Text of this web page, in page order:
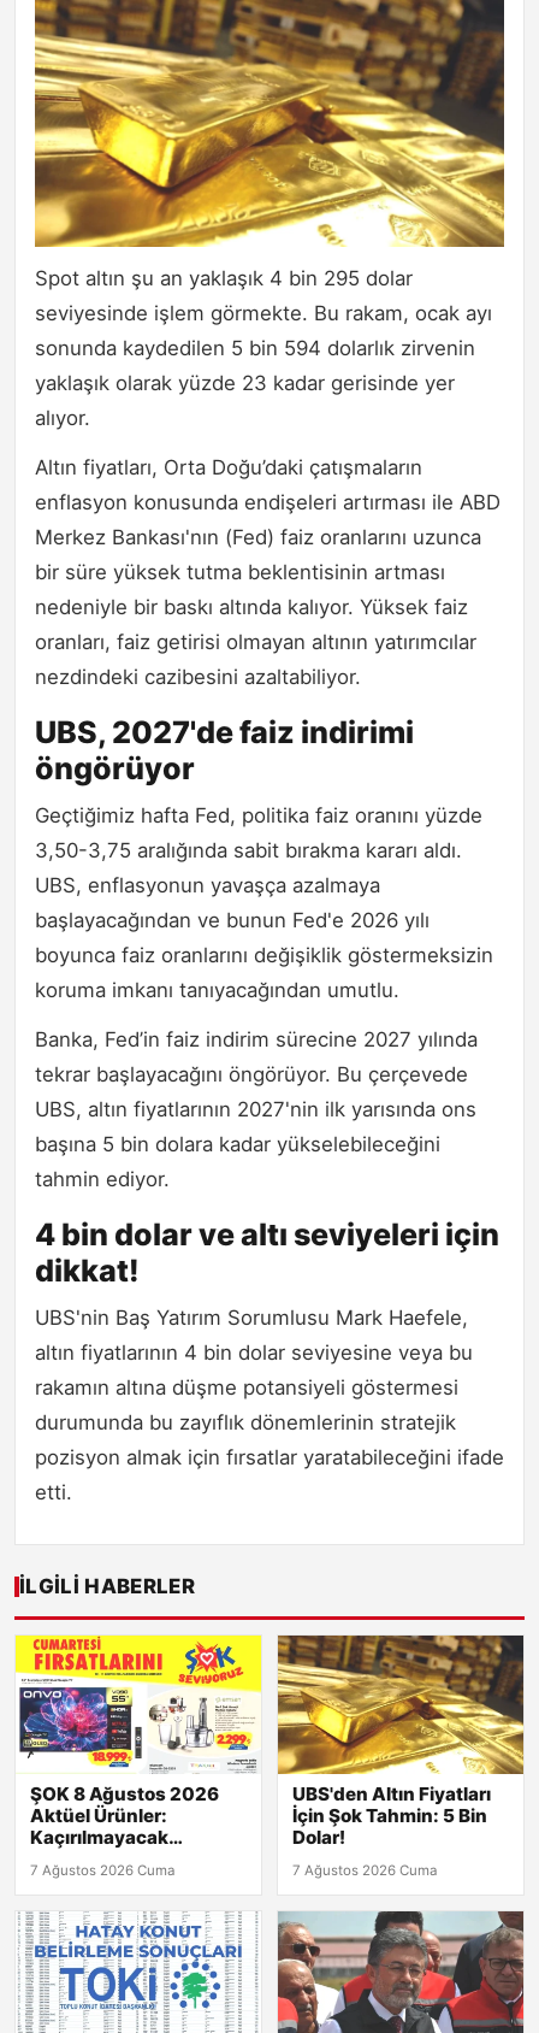
Spot altın şu an yaklaşık 4 bin 295 dolar
seviyesinde işlem görmekte. Bu rakam, ocak ayı
sonunda kaydedilen 5 bin 594 dolarlık zirvenin
yaklaşık olarak yüzde 23 kadar gerisinde yer
alıyor.
Altın fiyatları, Orta Doğu’daki çatışmaların
enflasyon konusunda endişeleri artırması ile ABD
Merkez Bankası'nın (Fed) faiz oranlarını uzunca
bir süre yüksek tutma beklentisinin artması
nedeniyle bir baskı altında kalıyor. Yüksek faiz
oranları, faiz getirisi olmayan altının yatırımcılar
nezdindeki cazibesini azaltabiliyor.
UBS, 2027'de faiz indirimi
öngörüyor
Geçtiğimiz hafta Fed, politika faiz oranını yüzde
3,50-3,75 aralığında sabit bırakma kararı aldı.
UBS, enflasyonun yavaşça azalmaya
başlayacağından ve bunun Fed'e 2026 yılı
boyunca faiz oranlarını değişiklik göstermeksizin
koruma imkanı tanıyacağından umutlu.
Banka, Fed’in faiz indirim sürecine 2027 yılında
tekrar başlayacağını öngörüyor. Bu çerçevede
UBS, altın fiyatlarının 2027'nin ilk yarısında ons
başına 5 bin dolara kadar yükselebileceğini
tahmin ediyor.
4 bin dolar ve altı seviyeleri için
dikkat!
UBS'nin Baş Yatırım Sorumlusu Mark Haefele,
altın fiyatlarının 4 bin dolar seviyesine veya bu
rakamın altına düşme potansiyeli göstermesi
durumunda bu zayıflık dönemlerinin stratejik
pozisyon almak için fırsatlar yaratabileceğini ifade
etti.
İLGILI HABERLER
ŞOK 8 Ağustos 2026
Aktüel Ürünler:
Kaçırılmayacak
Fırsatlar!
7 Ağustos 2026 Cuma
UBS'den Altın Fiyatları
İçin Şok Tahmin: 5 Bin
Dolar!
7 Ağustos 2026 Cuma